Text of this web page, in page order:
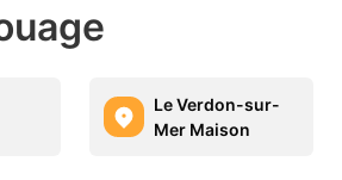
Le Verdon-sur-
Mer Maison